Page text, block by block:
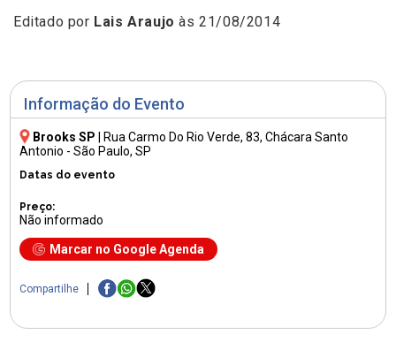
Informação do Evento
Brooks SP Rua Carmo Do Rio Verde, 83, Chácara Santo
Antonio - São Paulo, SP
Datas do evento
Preço:
Não informado
Marcar no Google Agenda
Compartilhe
Editado por Lais Araujo às 21/08/2014